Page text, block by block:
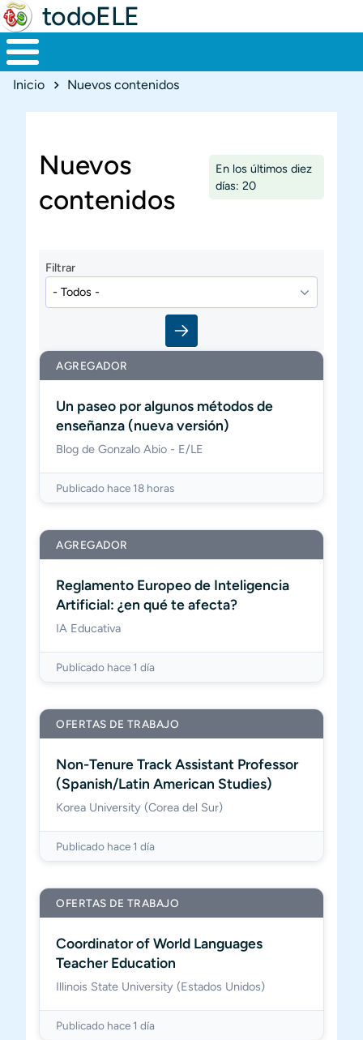
todoELE
Ruta de navegación
Inicio Nuevos contenidos
Nuevos
contenidos
En los últimos diez
días: 20
Filtrar
AGREGADOR
Un paseo por algunos métodos de
enseñanza (nueva versión)
Blog de Gonzalo Abio - E/LE
Publicado hace 18 horas
AGREGADOR
Reglamento Europeo de Inteligencia
Artificial: ¿en qué te afecta?
IA Educativa
Publicado hace 1 día
OFERTAS DE TRABAJO
Non-Tenure Track Assistant Professor
(Spanish/Latin American Studies)
Korea University (Corea del Sur)
Publicado hace 1 día
OFERTAS DE TRABAJO
Coordinator of World Languages
Teacher Education
Illinois State University (Estados Unidos)
Publicado hace 1 día